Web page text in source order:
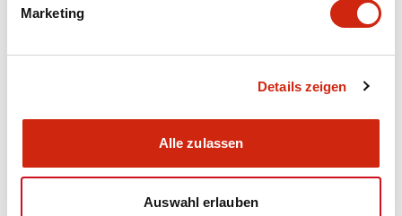
Marketing
Details zeigen
Alle zulassen
Auswahl erlauben